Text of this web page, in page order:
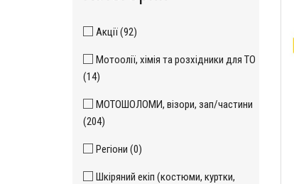
Акції (92)
Мотоолії, хімія та розхідники для ТО
(14)
МОТОШОЛОМИ, візори, зап/частини
(204)
Регіони (0)
Шкіряний екіп (костюми, куртки,